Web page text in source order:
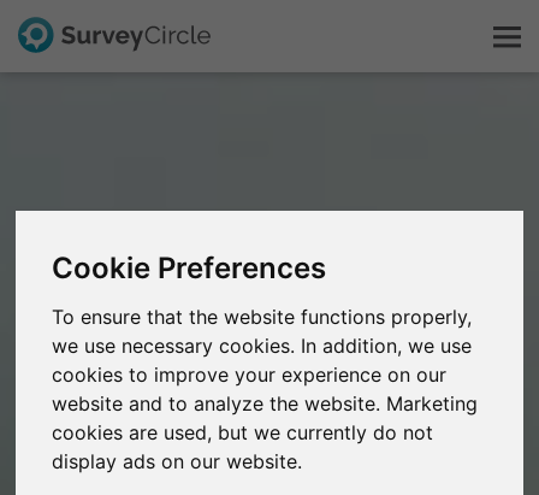
Cookie Preferences
To ensure that the website functions properly,
we use necessary cookies. In addition, we use
cookies to improve your experience on our
website and to analyze the website. Marketing
cookies are used, but we currently do not
display ads on our website.
Explorer la recherche
FAQ
S'inscrire gratuitement
S'inscrire